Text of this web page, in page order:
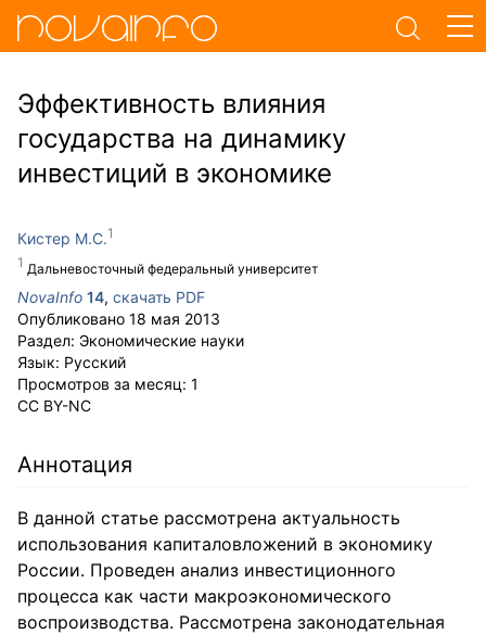
Эффективность влияния
государства на динамику
инвестиций в экономике
Кистер М.С.
Дальневосточный федеральный университет
NovaInfo 14, скачать PDF
Опубликовано 18 мая 2013
Раздел: Экономические науки
Язык: Русский
Просмотров за месяц: 1
CC BY-NC
Аннотация
В данной статье рассмотрена актуальность
использования капиталовложений в экономику
России. Проведен анализ инвестиционного
процесса как части макроэкономического
воспроизводства. Рассмотрена законодательная